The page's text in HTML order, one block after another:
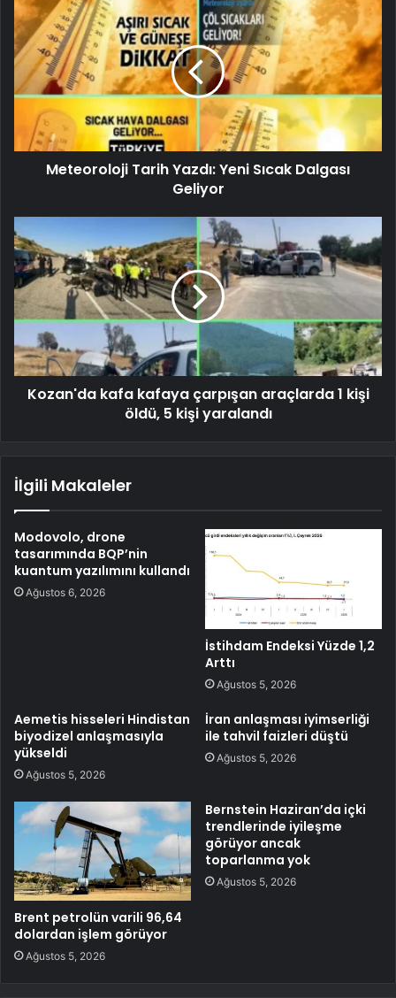
Meteoroloji Tarih Yazdı: Yeni Sıcak Dalgası
Geliyor
Kozan'da kafa kafaya çarpışan araçlarda 1 kişi
öldü, 5 kişi yaralandı
İlgili Makaleler
Modovolo, drone
tasarımında BQP’nin
kuantum yazılımını kullandı
Ağustos 6, 2026
İstihdam Endeksi Yüzde 1,2
Arttı
Ağustos 5, 2026
Aemetis hisseleri Hindistan
biyodizel anlaşmasıyla
yükseldi
Ağustos 5, 2026
İran anlaşması iyimserliği
ile tahvil faizleri düştü
Ağustos 5, 2026
Brent petrolün varili 96,64
dolardan işlem görüyor
Ağustos 5, 2026
Bernstein Haziran’da içki
trendlerinde iyileşme
görüyor ancak
toparlanma yok
Ağustos 5, 2026